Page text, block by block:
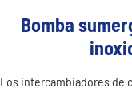
Bomba
Los intercambiadores de